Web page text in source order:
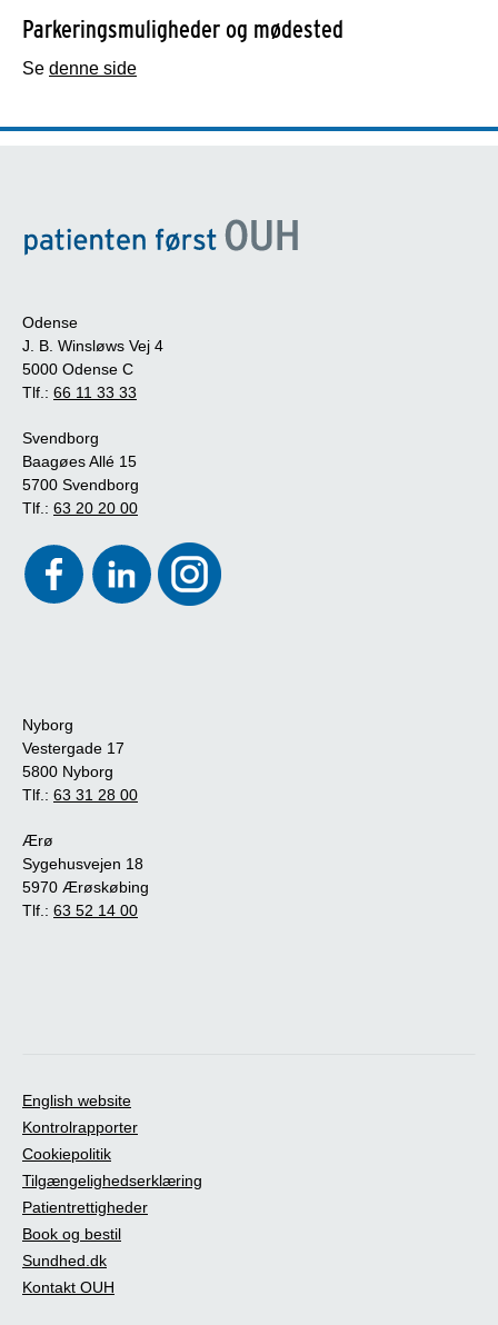
Parkeringsmuligheder og mødested
Se denne side
Odense
J. B. Winsløws Vej 4
5000 Odense C
Tlf.: 66 11 33 33
Svendborg
Baagøes Allé 15
5700 Svendborg
Tlf.: 63 20 20 00
Nyborg
Vestergade 17
5800 Nyborg
Tlf.: 63 31 28 00
Ærø
Sygehusvejen 18
5970 Ærøskøbing
Tlf.: 63 52 14 00
English website
Kontrolrapporter
Cookiepolitik
Tilgængelighedserklæring
Patientrettigheder
Book og bestil
Sundhed.dk
Kontakt OUH